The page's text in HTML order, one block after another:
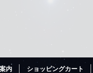
内 ショッピングカート